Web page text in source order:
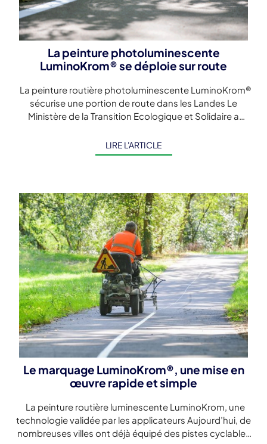
La peinture photoluminescente
LuminoKrom® se déploie sur route
La peinture routière photoluminescente LuminoKrom®
sécurise une portion de route dans les Landes Le
Ministère de la Transition Ecologique et Solidaire a
LIRE L'ARTICLE
Le marquage LuminoKrom®, une mise en
œuvre rapide et simple
La peinture routière luminescente LuminoKrom, une
technologie validée par les applicateurs Aujourd’hui, de
nombreuses villes ont déjà équipé des pistes cyclables